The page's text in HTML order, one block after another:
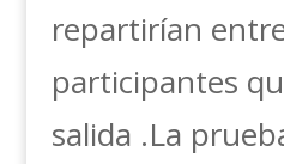
repartirían
participantes
salida .La